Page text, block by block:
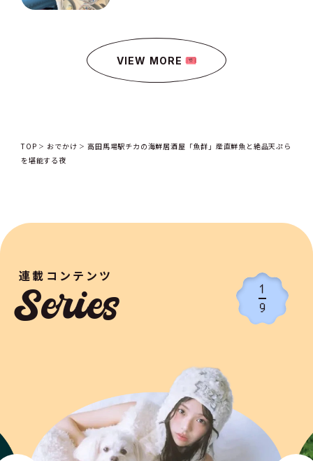
VIEW MORE
TOP おでかけ
高田馬場駅チカの海鮮居酒屋「魚群」産直鮮魚と絶品天ぷら
を堪能する夜
連載コンテンツ
Series
1
9